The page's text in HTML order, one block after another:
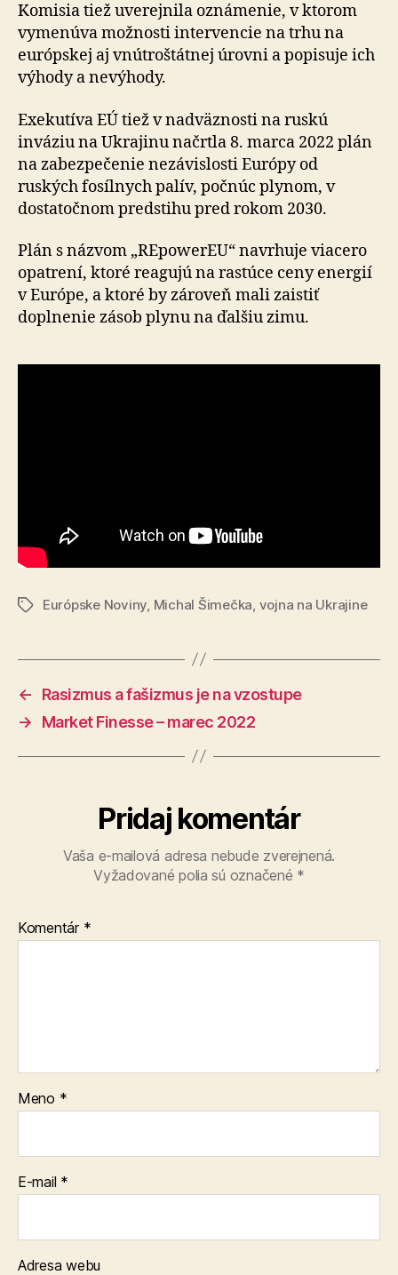
Komisia tiež uverejnila oznámenie, v ktorom
vymenúva možnosti intervencie na trhu na
európskej aj vnútroštátnej úrovni a popisuje ich
výhody a nevýhody.
Exekutíva EÚ tiež v nadväznosti na ruskú
inváziu na Ukrajinu načrtla 8. marca 2022 plán
na zabezpečenie nezávislosti Európy od
ruských fosílnych palív, počnúc plynom, v
dostatočnom predstihu pred rokom 2030.
Plán s názvom „REpowerEU“ navrhuje viacero
opatrení, ktoré reagujú na rastúce ceny energií
v Európe, a ktoré by zároveň mali zaistiť
doplnenie zásob plynu na ďalšiu zimu.
ZnačkyEurópske Noviny Michal Šimečka vojna na Ukrajine
←
Rasizmus a fašizmus je na vzostupe
→
Market Finesse – marec 2022
Pridaj komentár
Vaša e-mailová adresa nebude zverejnená.
Vyžadované polia sú označené *
Komentár *
Meno *
E-mail *
Adresa webu